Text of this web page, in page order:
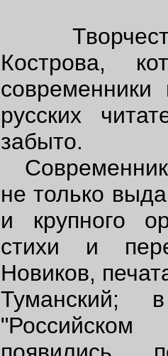
Кострова,
русских
забыто.
не только
и крупного
стихи и
Новиков,
Туманский;
"Российском